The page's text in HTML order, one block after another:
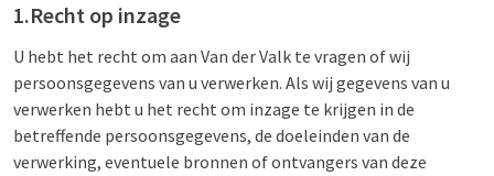
1.Recht op inzage
U hebt het recht om aan Van der Valk te vragen of wij
persoonsgegevens van u verwerken. Als wij gegevens van u
verwerken hebt u het recht om inzage te krijgen in de
betreffende persoonsgegevens, de doeleinden van de
verwerking, eventuele bronnen of ontvangers van deze